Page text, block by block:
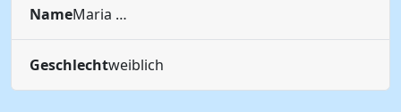
NameMaria …
Geschlechtweiblich